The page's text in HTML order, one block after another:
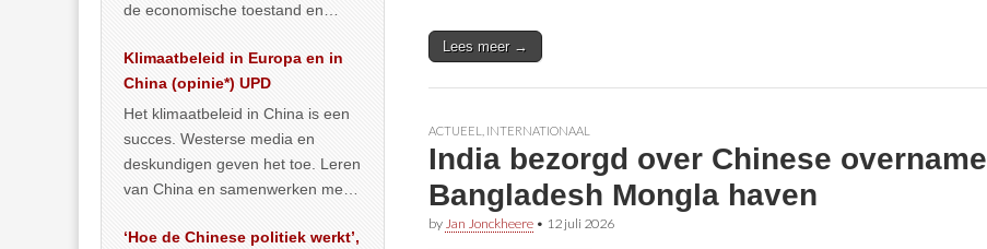
Lees meer →
ACTUEEL INTERNATIONAAL
India bezorgd over Chinese overname
Bangladesh Mongla haven
by Jan Jonckheere • 12 juli 2026
de economische toestand en
publiceerden… >> lees meer
Klimaatbeleid in Europa en in
China (opinie*) UPD
Het klimaatbeleid in China is een
succes. Westerse media en
deskundigen geven het toe. Leren
van China en samenwerken met
… >> lees meer
‘Hoe de Chinese politiek werkt’,